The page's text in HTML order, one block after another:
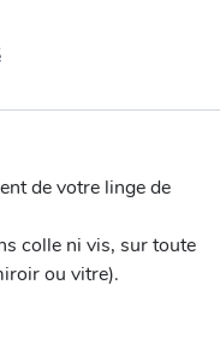
de votre linge de
colle ni vis, sur toute
ou vitre).